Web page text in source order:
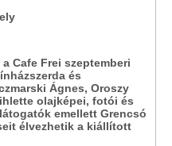
Cafe Frei szeptemberi
és
Ágnes, Oroszy
olajképei, fotói és
emellett Grencsó
élvezhetik a kiállított